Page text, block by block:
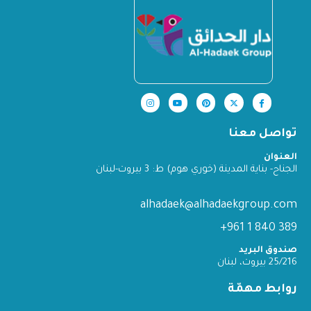
تواصل معنا
العنوان
الجناح- بناية المدينة (خوري هوم) ط: 3 بيروت-لبنان
alhadaek@alhadaekgroup.com
389 840 1 961+
صندوق البريد
25/216 بيروت، لبنان
روابط مهمّة